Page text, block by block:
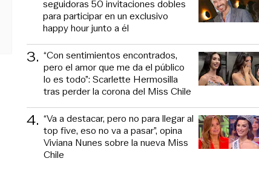
seguidoras 50 invitaciones dobles
para participar en un exclusivo
happy hour junto a él
3. “Con sentimientos encontrados,
pero el amor que me da el público
lo es todo”: Scarlette Hermosilla
tras perder la corona del Miss Chile
4. “Va a destacar, pero no para llegar al
top five, eso no va a pasar”, opina
Viviana Nunes sobre la nueva Miss
Chile